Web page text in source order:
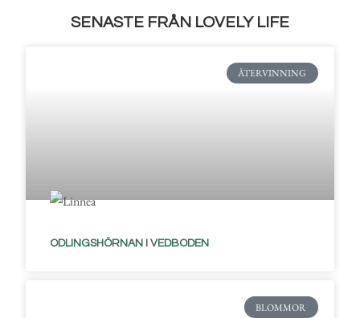
SENASTE FRÅN LOVELY LIFE
ÅTERVINNING
ODLINGSHÖRNAN I VEDBODEN
BLOMMOR